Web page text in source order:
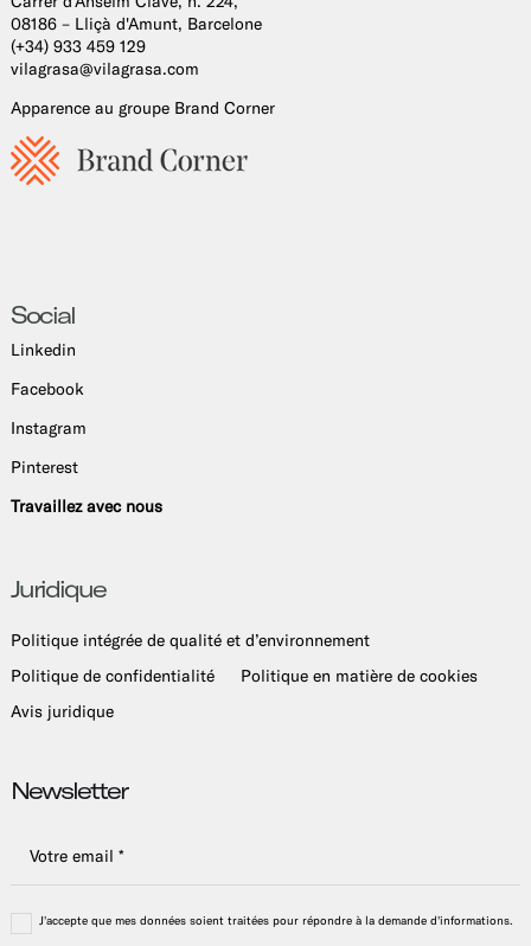
08186 – Lliçà d'Amunt, Barcelone
(+34) 933 459 129
vilagrasa@vilagrasa.com
Apparence au groupe Brand Corner
Social
Linkedin
Facebook
Instagram
Pinterest
Travaillez avec nous
Juridique
Politique intégrée de qualité et d’environnement
Politique de confidentialité
Politique en matière de cookies
Avis juridique
Newsletter
J'accepte que mes données soient traitées pour répondre à la demande d'informations.